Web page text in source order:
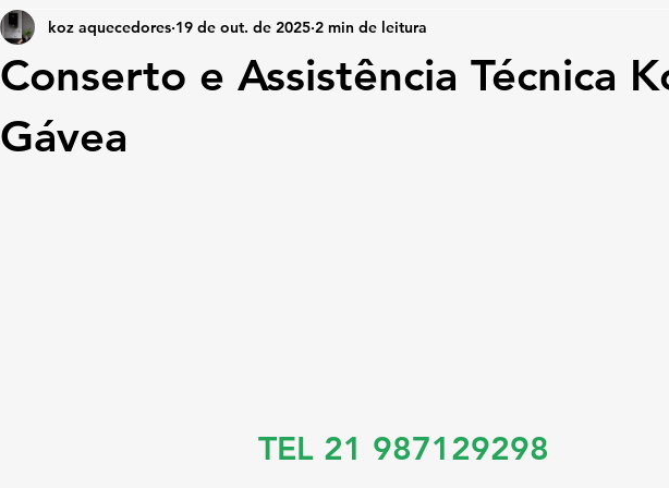
Conserto e Assistência Técnica
Gávea
koz aquecedores 19 de out. de 2025 2 min de leitura
TEL 21 987129298